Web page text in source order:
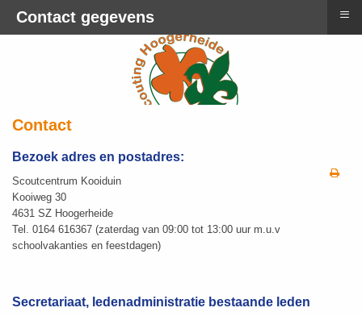
Contact
Bezoek adres en postadres:
Scoutcentrum Kooiduin
Kooiweg 30
4631 SZ Hoogerheide
Tel. 0164 616367 (zaterdag van 09:00 tot 13:00 uur m.u.v
schoolvakanties en feestdagen)
Secretariaat, ledenadministratie bestaande leden
Contact gegevens ≡